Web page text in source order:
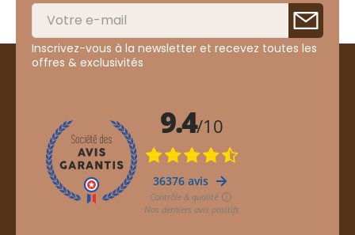
Inscrivez-vous à la newsletter et recevez toutes les
offres & exclusivités